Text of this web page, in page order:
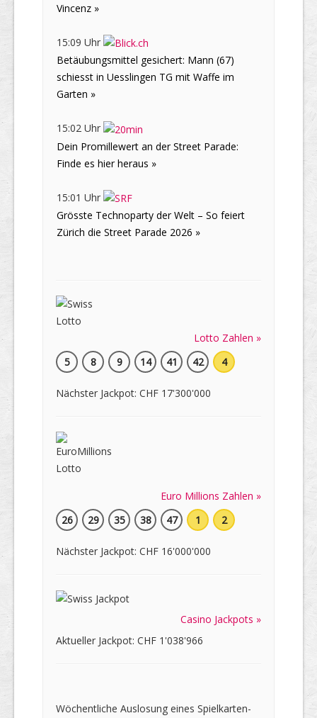
Vincenz »
15:09 Uhr
Betäubungsmittel gesichert: Mann (67)
schiesst in Uesslingen TG mit Waffe im
Garten »
15:02 Uhr
Dein Promillewert an der Street Parade:
Finde es hier heraus »
15:01 Uhr
Grösste Technoparty der Welt – So feiert
Zürich die Street Parade 2026 »
Lotto Zahlen »
5
8 9 14 41 42 4
Nächster Jackpot: CHF 17'300'000
Euro Millions Zahlen »
26
29 35 38 47 1 2
Nächster Jackpot: CHF 16'000'000
Casino Jackpots »
Aktueller Jackpot: CHF 1'038'966
Wöchentliche Auslosung eines Spielkarten-